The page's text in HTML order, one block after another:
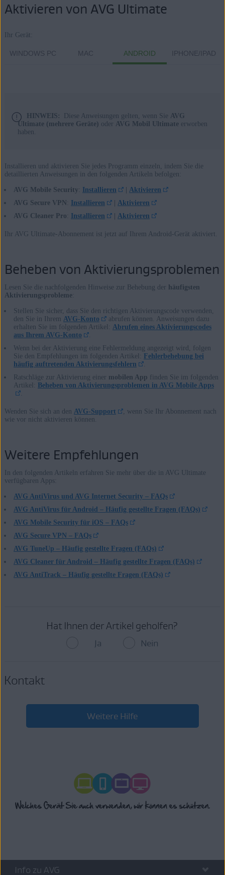
Aktivieren von AVG Ultimate
Ihr Gerät:
WINDOWS PC MAC ANDROID IPHONE/IPAD
HINWEIS: Diese Anweisungen gelten, wenn Sie AVG
Ultimate (mehrere Geräte) oder AVG Mobil Ultimateerworben
haben.
Installieren und aktivieren Sie jedes Programm einzeln, indem Sie die
detaillierten Anweisungen in den folgenden Artikeln befolgen:
AVG Mobile Security Installieren
Aktivieren
AVG Secure VPN
Installieren
Aktivieren
AVG Cleaner Pro
Installieren Aktivieren
Ihr AVG Ultimate-Abonnement ist jetzt auf Ihrem Android-Gerät aktiviert.
Beheben von Aktivierungsproblemen
Lesen Sie die nachfolgenden Hinweise zur Behebung der
häufigsten
Aktivierungsprobleme:
Stellen Sie sicher, dass Sie den richtigen Aktivierungscode verwenden,
den Sie in Ihrem AVG-Konto
abrufen können. Anweisungen dazu
erhalten Sie im folgenden Artikel: Abrufen eines Aktivierungscodes
aus Ihrem AVG-Konto
.
Wenn bei der Aktivierung eine Fehlermeldung angezeigt wird, folgen
Sie den Empfehlungen im folgenden Artikel:
Fehlerbehebung bei
häufig auftretenden Aktivierungsfehlern
.
Ratschläge zur Aktivierung einer mobilen App finden Sie im folgenden
Artikel:
Beheben von Aktivierungsproblemen in AVG Mobile Apps
.
Wenden Sie sich an den AVG-Support
, wenn Sie Ihr Abonnement nach
wie vor nicht aktivieren können.
Weitere Empfehlungen
In den folgenden Artikeln erfahren Sie mehr über die in AVG Ultimate
verfügbaren Apps:
AVG AntiVirus und AVG Internet Security – FAQs
AVG AntiVirus für Android – Häufig gestellte Fragen (FAQs)
AVG Mobile Security für iOS – FAQs
AVG Secure VPN – FAQs
AVG TuneUp – Häufig gestellte Fragen (FAQs)
AVG Cleaner für Android – Häufig gestellte Fragen (FAQs)
AVG AntiTrack – Häufig gestellte Fragen (FAQs)
Hat Ihnen der Artikel geholfen?
Ja Nein
Kontakt
Weitere Hilfe
Info zu AVG